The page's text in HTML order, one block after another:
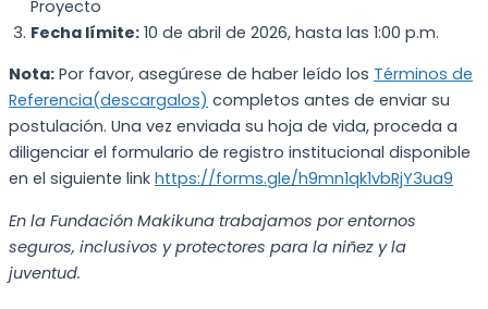
Proyecto
Fecha límite: 10 de abril de 2026, hasta las 1:00 p.m.
Nota: Por favor, asegúrese de haber leído los Términos de
Referencia(descargalos) completos antes de enviar su
postulación. Una vez enviada su hoja de vida, proceda a
diligenciar el formulario de registro institucional disponible
en el siguiente link https://forms.gle/h9mn1qk1vbRjY3ua9
En la Fundación Makikuna trabajamos por entornos
seguros, inclusivos y protectores para la niñez y la
juventud.